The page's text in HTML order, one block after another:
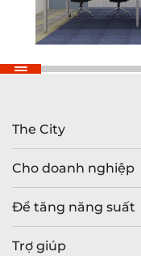
The City
Cho doanh nghiệp
Để tăng năng suất
Trợ giúp